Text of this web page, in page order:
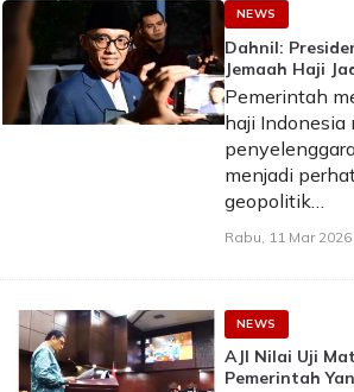
NEWS
Dahnil:
Jemaah Haji
Pemerintah
haji Indonesia
menjadi
geopolitik…
Rabu, 11 Mar 2026
NEWS
AJI Nilai Uji
Pemerintah